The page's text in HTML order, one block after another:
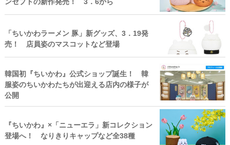
ンセプトの新作発売！ 3．6から
「ちいかわラーメン 豚」新グッズ、3．19発
売！ 店員姿のマスコットなど登場
韓国初『ちいかわ』公式ショップ誕生！ 韓
服姿のちいかわたちが出迎える店内の様子が
公開
『ちいかわ』×「ニューエラ」新コレクション
登場へ！ なりきりキャップなど全38種